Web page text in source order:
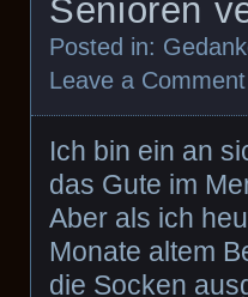
Senioren
Posted in:
Leave a Comment
Ich bin ein an
das Gute im
Aber als ich
Monate altem
die Socken